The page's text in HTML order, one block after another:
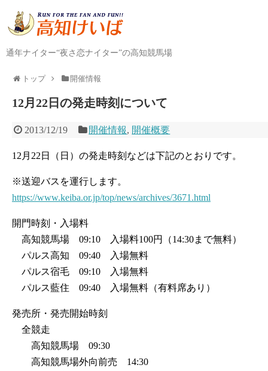
通年ナイター“夜さ恋ナイター”の高知競馬場
トップ 開催情報
12月22日の発走時刻について
2013/12/19 開催情報, 開催概要
12月22日（日）の発走時刻などは下記のとおりです。
※送迎バスを運行します。
https://www.keiba.or.jp/top/news/archives/3671.html
開門時刻・入場料
高知競馬場 09:10 入場料100円（14:30まで無料）
パルス高知 09:40 入場無料
パルス宿毛 09:10 入場無料
パルス藍住 09:40 入場無料（有料席あり）
発売所・発売開始時刻
全競走
高知競馬場 09:30
高知競馬場外向前売 14:30